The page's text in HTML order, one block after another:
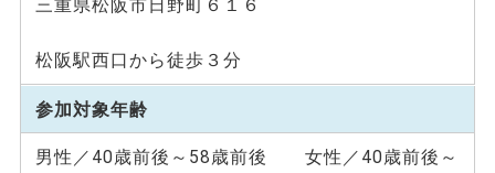
三重県松阪市日野町６１６
松阪駅西口から徒歩３分
参加対象年齢
男性／40歳前後～58歳前後 女性／40歳前後～